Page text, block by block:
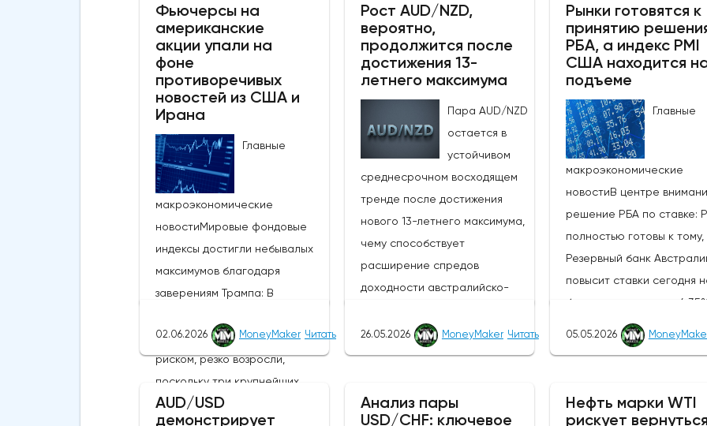
Фьючерсы на
американские
акции упали на
фоне
противоречивых
новостей из США и
Ирана
Главные
макроэкономические
новостиМировые фондовые
индексы достигли небывалых
максимумов благодаря
заверениям Трампа: В
настроения, связанные с
риском, резко возросли,
поскольку три крупнейших
фондовых индекса США
02.06.2026 MoneyMaker Читать
Рост AUD/NZD,
вероятно,
продолжится после
достижения 13-
летнего максимума
Пара AUD/NZD
остается в
устойчивом
среднесрочном восходящем
тренде после достижения
нового 13-летнего максимума,
чему способствует
расширение спредов
доходности австралийско-
усиление агрессивного
настроя РБА по отношению к
Зеландии, РБНЗ, объявит о
своем решении по денежно-
26.05.2026 MoneyMaker Читать
Рынки готовятся к
принятию
РБА, а индекс PMI
США находится
подъеме
Главные
макроэкономические
новостиВ центре
решение РБА по ставке:
полностью готовы к тому,
Резервный банк
повысит ставки сегодня
базисных пунктов до
ставке денежной
(третий раз подряд),
решающее значение для
05.05.2026
AUD/USD
демонстрирует
Анализ пары
USD/CHF: ключевое
Нефть марки WTI
рискует